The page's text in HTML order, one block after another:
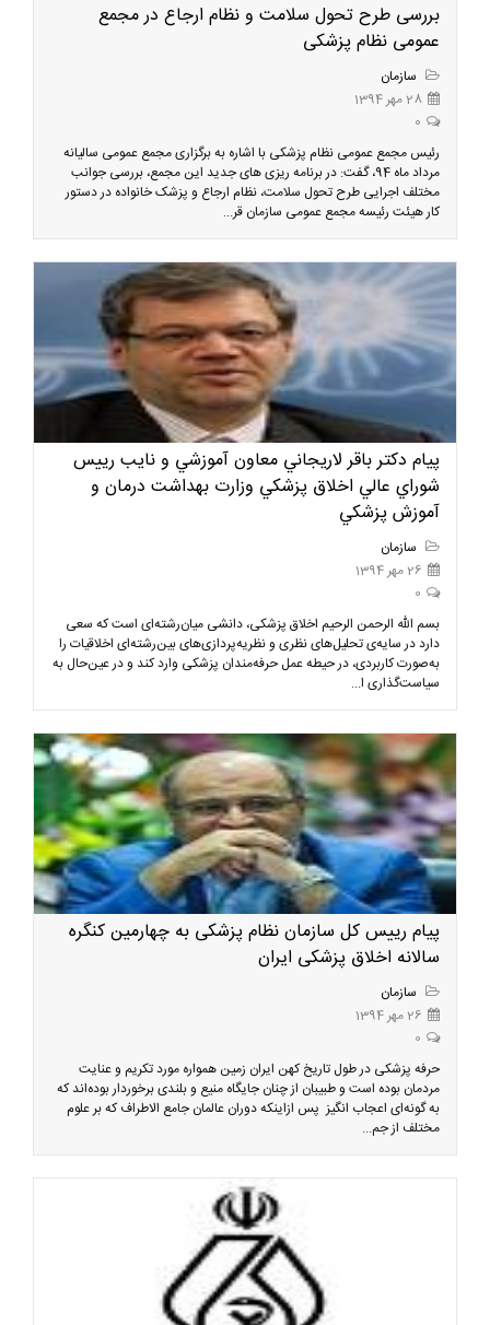
بررسی طرح تحول سلامت و نظام ارجاع در مجمع
عمومی نظام پزشکی
سازمان
28 مهر 1394
0
رئیس مجمع عمومی نظام پزشکی با اشاره به برگزاری مجمع عمومی سالیانه
مرداد ماه 94، گفت: در برنامه ریزی های جدید این مجمع، بررسی جوانب
مختلف اجرایی طرح تحول سلامت، نظام ارجاع و پزشک خانواده در دستور
کار هیئت رئیسه مجمع عمومی سازمان قر...
پیام دكتر باقر لاريجاني معاون آموزشي و نايب رييس
شوراي عالي اخلاق پزشكي وزارت بهداشت درمان و
آموزش پزشكي
سازمان
26 مهر 1394
0
بسم الله الرحمن الرحیم اخلاق پزشکی، دانشی میان‌رشته‌ای است که سعی
دارد در سایه‌ی تحلیل‌های نظری و نظریه‌پردازی‌های بین‌رشته‌ای اخلاقیات را
به‌صورت کاربردی، در حيطه عمل حرفه‌مندان پزشکی وارد کند و در عین‌حال به
سیاست‌گذاری ا...
پیام رییس کل سازمان نظام پزشکی به چهارمین کنگره
سالانه اخلاق پزشکی ایران
سازمان
26 مهر 1394
0
حرفه پزشکی در طول تاریخ کهن ایران زمین همواره مورد تکریم و عنایت
مردمان بوده است و طبیبان از چنان جایگاه منیع و بلندی برخوردار بوده‌اند که
به گونه‌ای اعجاب انگیز پس ازاینکه دوران عالمان جامع الاطراف که بر علوم
مختلف از جم...